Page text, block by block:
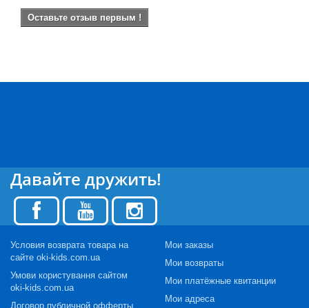
Оставьте отзыв первым !
Давайте дружить!
Условия возврата товара на
сайте oki-kids.com.ua
Умови користування сайтом
oki-kids.com.ua
Договор публичной офферты
Мои заказы
Мои возвраты
Мои платёжные квитанции
Мои адреса